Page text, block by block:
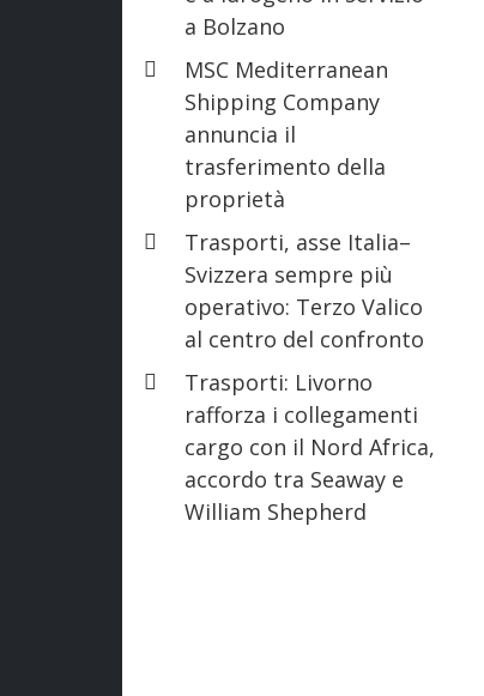
a Bolzano
MSC Mediterranean
Shipping Company
annuncia il
trasferimento della
proprietà
Trasporti, asse Italia–
Svizzera sempre più
operativo: Terzo Valico
al centro del confronto
Trasporti: Livorno
rafforza i collegamenti
cargo con il Nord Africa,
accordo tra Seaway e
William Shepherd